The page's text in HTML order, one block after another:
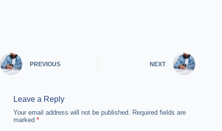
PREVIOUS NEXT
Leave a Reply
Your email address will not be published.
Required fields are
marked *